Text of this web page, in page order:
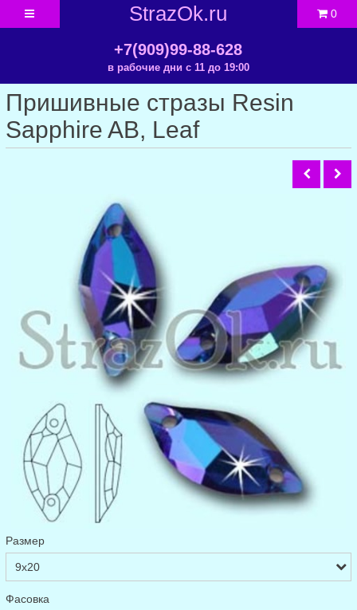
StrazOk.ru
+7(909)99-88-628
в рабочие дни с 11 до 19:00
0
Пришивные стразы Resin
Sapphire AB, Leaf
Размер
Фасовка